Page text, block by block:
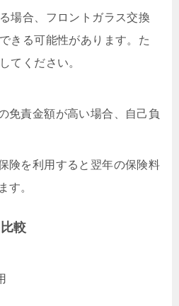
場合、フロントガラス交換
きる可能性があります。た
てください。
免責金額が高い場合、自己負
保険を利用すると翌年の保険料
す。
較